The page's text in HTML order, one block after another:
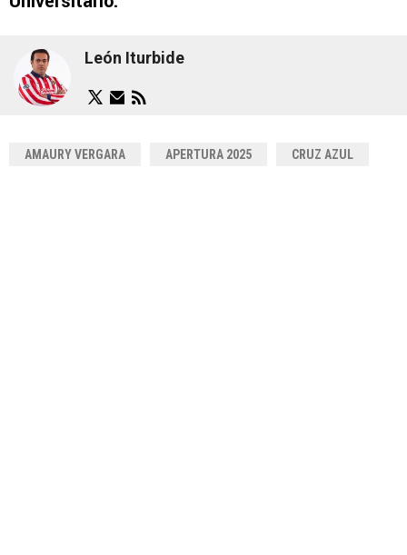
León Iturbide
AMAURY VERGARA APERTURA 2025 CRUZ AZUL